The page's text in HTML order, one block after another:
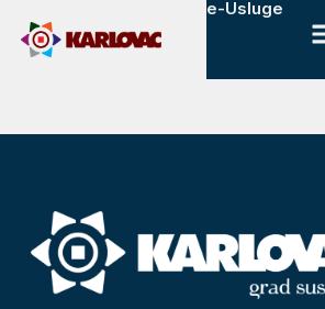
e-Usluge